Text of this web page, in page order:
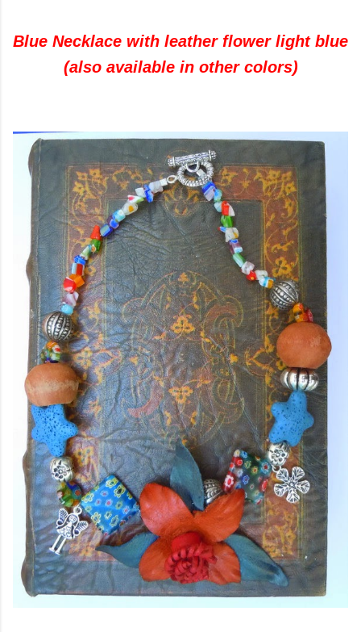
Blue Necklace with leather flower light blue
(also available in other colors)